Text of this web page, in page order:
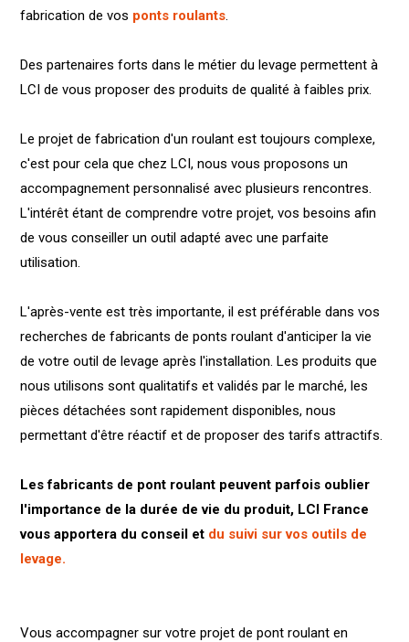
fabrication de vos ponts roulants.
Des partenaires forts dans le métier du levage permettent à
LCI de vous proposer des produits de qualité à faibles prix.
Le projet de fabrication d'un roulant est toujours complexe,
c'est pour cela que chez LCI, nous vous proposons un
accompagnement personnalisé avec plusieurs rencontres.
L'intérêt étant de comprendre votre projet, vos besoins afin
de vous conseiller un outil adapté avec une parfaite
utilisation.
L'après-vente est très importante, il est préférable dans vos
recherches de fabricants de ponts roulant d'anticiper la vie
de votre outil de levage après l'installation. Les produits que
nous utilisons sont qualitatifs et validés par le marché, les
pièces détachées sont rapidement disponibles, nous
permettant d'être réactif et de proposer des tarifs attractifs.
Les fabricants de pont roulant peuvent parfois oublier
l'importance de la durée de vie du produit, LCI France
vous apportera du conseil et du suivi sur vos outils de
levage.
Vous accompagner sur votre projet de pont roulant en